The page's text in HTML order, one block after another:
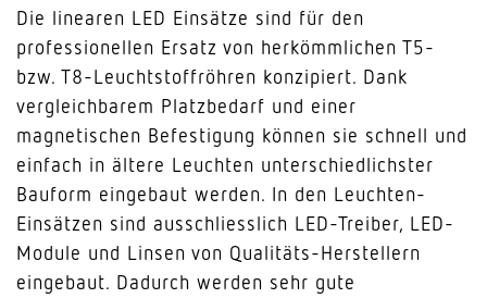
Die linearen LED Einsätze sind für den
professionellen Ersatz von herkömmlichen T5-
bzw. T8-Leuchtstoffröhren konzipiert. Dank
vergleichbarem Platzbedarf und einer
magnetischen Befestigung können sie schnell und
einfach in ältere Leuchten unterschiedlichster
Bauform eingebaut werden. In den Leuchten-
Einsätzen sind ausschliesslich LED-Treiber, LED-
Module und Linsen von Qualitäts-Herstellern
eingebaut. Dadurch werden sehr gute